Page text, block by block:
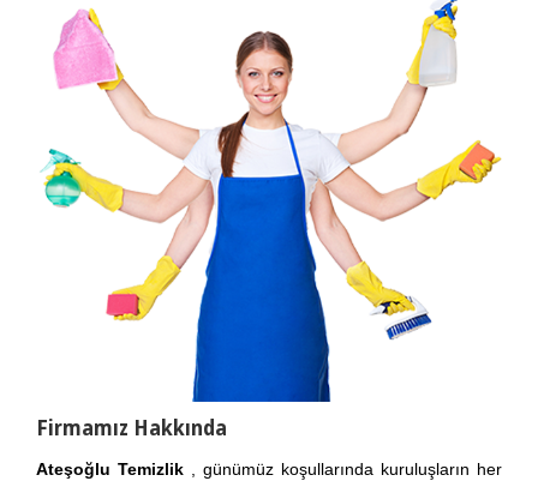
Firmamız Hakkında
Ateşoğlu Temizlik , günümüz koşullarında kuruluşların her